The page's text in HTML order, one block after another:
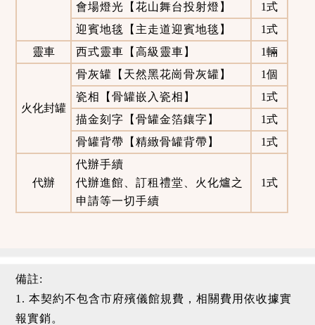
會場燈光【花山舞台投射燈】
1式
迎賓地毯【主走道迎賓地毯】
1式
靈車
西式靈車【高級靈車】 1輛
火化封罐
骨灰罐【天然黑花崗骨灰罐】
1個
瓷相【骨罐嵌入瓷相】
1式
描金刻字【骨罐金箔鑲字】
1式
骨罐背帶【精緻骨罐背帶】
1式
代辦
代辦手續
代辦進館、訂租禮堂、火化爐之
申請等一切手續
1式
備註:
1. 本契約不包含市府殯儀館規費，相關費用依收據實
報實銷。